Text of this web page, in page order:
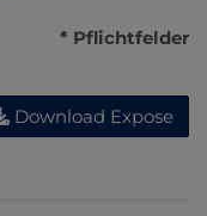
* Pflichtfelder
Download Expose